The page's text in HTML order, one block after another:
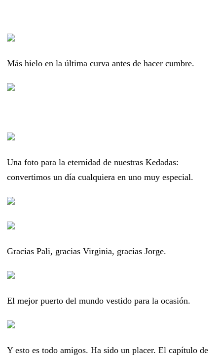
Más hielo en la última curva antes de hacer cumbre.
Una foto para la eternidad de nuestras Kedadas:
convertimos un día cualquiera en uno muy especial.
Gracias Pali, gracias Virginia, gracias Jorge.
El mejor puerto del mundo vestido para la ocasión.
Y esto es todo amigos. Ha sido un placer. El capítulo de